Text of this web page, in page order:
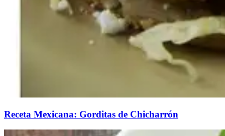
Receta Mexicana: Gorditas de Chicharrón